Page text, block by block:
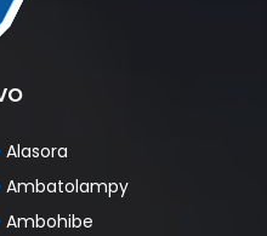
Alasora
Ambatolampy
Ambohibe